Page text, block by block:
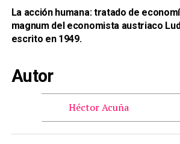
La acción humana: tratado de
magnum del economista austriaco
escrito en 1949.
Autor
Héctor Acuña